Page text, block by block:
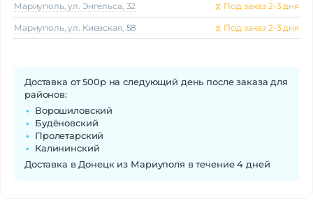
Мариуполь, ул. Энгельса, 32 ⧖ Под заказ 2-3 дня
Мариуполь, ул. Киевская, 58 ⧖ Под заказ 2-3 дня
Доставка от 500р на следующий день после заказа для
районов:
Ворошиловский
Будёновский
Пролетарский
Калининский
Доставка в Донецк из Мариуполя в течение 4 дней